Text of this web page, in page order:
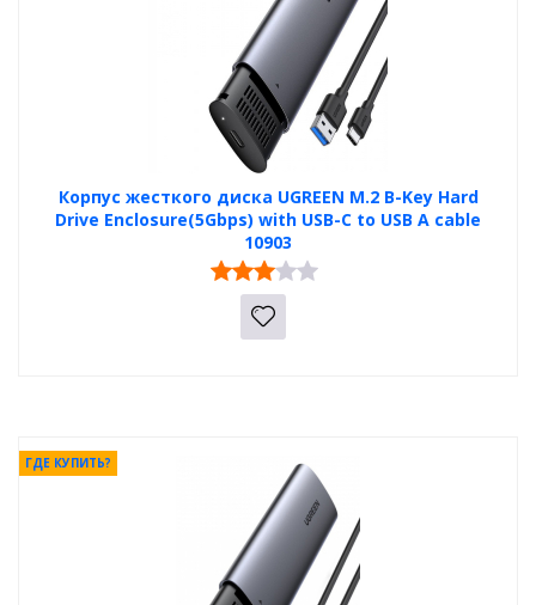
Корпус жесткого диска UGREEN M.2 B-Key Hard
Drive Enclosure(5Gbps) with USB-C to USB A cable
10903
ГДЕ КУПИТЬ?